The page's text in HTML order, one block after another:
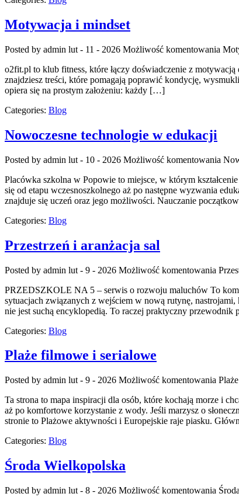
Motywacja i mindset
Posted by admin lut - 11 - 2026 Możliwość komentowania
o2fit.pl to klub fitness, które łączy doświadczenie z
znajdziesz treści, które pomagają poprawić kondycję,
opiera się na prostym założeniu: każdy […]
Categories: Blog
Nowoczesne technologie w edukacji
Posted by admin lut - 10 - 2026 Możliwość komentowania
Placówka szkolna w Popowie to miejsce, w którym
się od etapu wczesnoszkolnego aż po następne wyzwania
znajduje się uczeń oraz jego możliwości. Nauczanie
Categories: Blog
Przestrzeń i aranżacja sal
Posted by admin lut - 9 - 2026 Możliwość komentowania
PRZEDSZKOLE NA 5 – serwis o rozwoju maluchów To
sytuacjach związanych z wejściem w nową rutynę,
nie jest suchą encyklopedią. To raczej praktyczny
Categories: Blog
Plaże filmowe i serialowe
Posted by admin lut - 9 - 2026 Możliwość komentowania
Ta strona to mapa inspiracji dla osób, które kochają morze i
aż po komfortowe korzystanie z wody. Jeśli marzysz o
stronie to Plażowe aktywności i Europejskie raje piasku.
Categories: Blog
Środa Wielkopolska
Posted by admin lut - 8 - 2026 Możliwość komentowania